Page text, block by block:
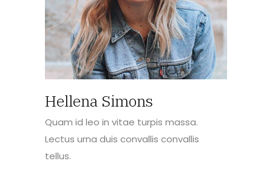
Hellena Simons
Quam id leo in vitae turpis massa.
Lectus urna duis convallis convallis
tellus.